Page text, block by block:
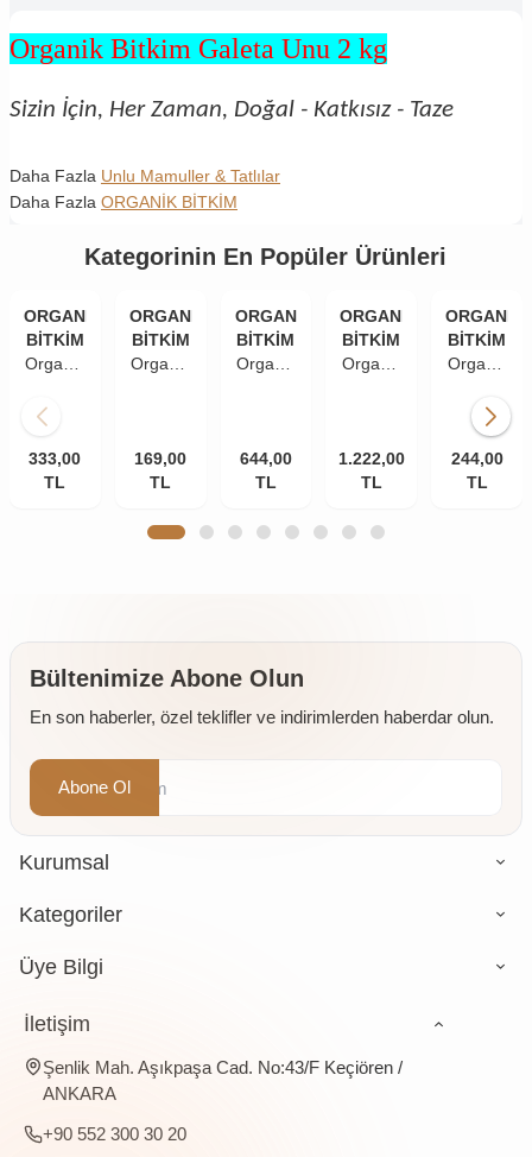
Organik Bitkim Galeta Unu 2 kg
Sizin İçin, Her Zaman, Doğal - Katkısız - Taze
Daha Fazla Unlu Mamuller & Tatlılar
Daha Fazla ORGANİK BİTKİM
Kategorinin En Popüler Ürünleri
ORGANİK
BİTKİM
Organik
Toz
250 gr
333,00
TL
ORGANİK
BİTKİM
Organik
100 gr
169,00
TL
ORGANİK
BİTKİM
Organik
500 gr
644,00
TL
ORGANİK
BİTKİM
Organik
1000 gr
1.222,00
TL
ORGANİK
BİTKİM
Organik
Siyez
Unu
1400 gr
244,00
TL
Bültenimize Abone Olun
En son haberler, özel teklifler ve indirimlerden haberdar olun.
Abone Ol
Kurumsal
Kategoriler
Üye Bilgi
İletişim
Şenlik Mah. Aşıkpaşa Cad. No:43/F Keçiören /
ANKARA
+90 552 300 30 20